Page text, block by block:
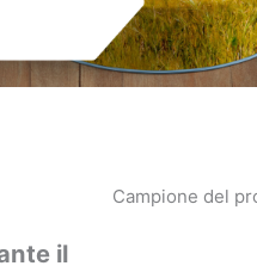
il
Campione del